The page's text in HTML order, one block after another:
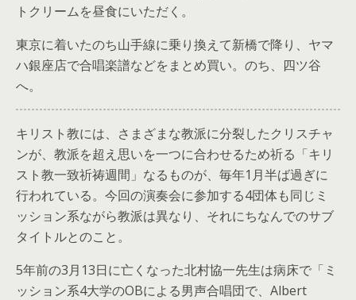
トクリームを昼食にいただく。
東京に着いたのち山手線に乗り換えて新橋で降り、ヤマ
ハ銀座店で合唱楽譜などをまとめ買い。のち、四ツ谷
へ。
キリスト教には、さまざまな教派に分裂したクリスチャ
ンが、教派を超え思いを一つに合わせるため祈る「キリ
スト教一致祈祷週間」なるものが、毎年1月半ば過ぎに
行われている。今回の演奏会に参加する4団体も同じミ
ッション系ながら教派は異なり、それにちなんでのサブ
タイトルとのこと。
5年前の3月13日に亡くなった北村協一先生は病床で「ミ
ッション系4大学のOBによる男声合唱団で、Albert